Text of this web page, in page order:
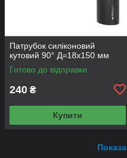
Патрубок силіконовий
кутовий 90° Д=18х150 мм
Готово до відправки
240 ₴
Купити